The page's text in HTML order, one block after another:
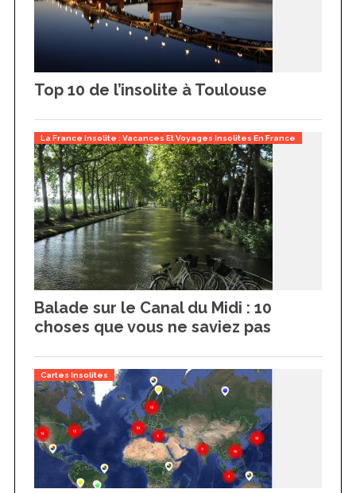
Top 10 de l’insolite à Toulouse
La France Insolite : Vacances Et Voyages Insolites En France
Balade sur le Canal du Midi : 10
choses que vous ne saviez pas
Cartes Insolites
c
r